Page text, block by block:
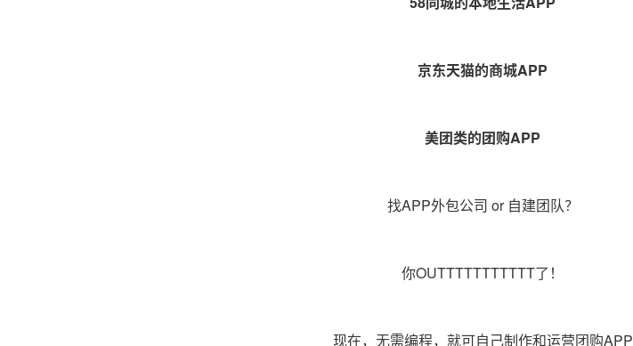
京东天猫的商城APP
美团类的团购APP
找APP外包公司 or 自建团队？
你OUTTTTTTTTTTT了！
现在，无需编程，就可自己制作和运营团购APP